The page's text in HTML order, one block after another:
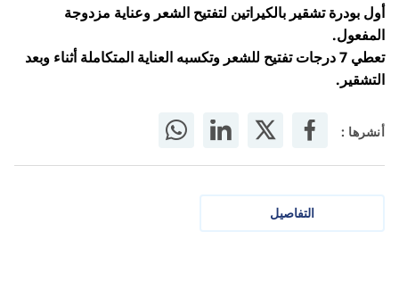
أول بودرة تشقير بالكيراتين لتفتيح الشعر وعناية مزدوجة
المفعول.
تعطي 7 درجات تفتيح للشعر وتكسبه العناية المتكاملة أثناء وبعد
التشقير.
أنشرها :
التفاصيل